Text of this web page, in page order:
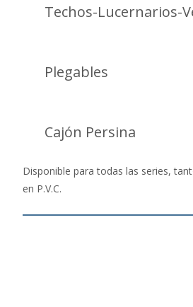
Techos-Lucernarios-
Plegables
Cajón Persina
Disponible para todas las series,
en P.V.C.